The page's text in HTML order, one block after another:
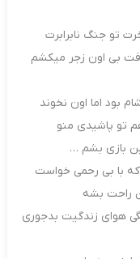
تو جنگ نابرابرت
بی اون زجر میکشم
بود اما اون نخوند
تو پاشیدی منو
بازی بشم …
با بی رحمی خواست
راحت بشه
هوای زندگیت بدجوری